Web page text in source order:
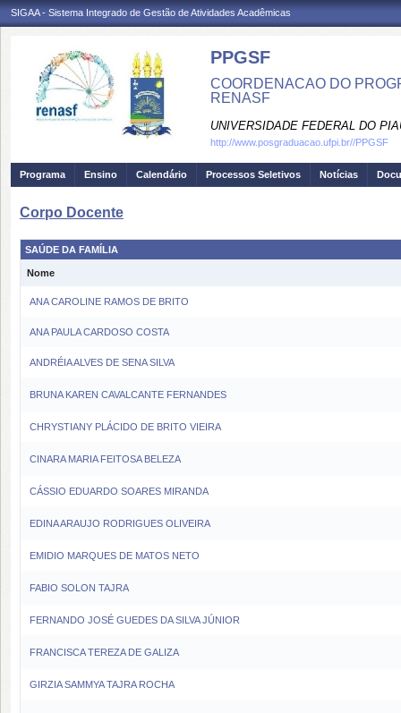
SIGAA - Sistema Integrado de Gestão de Atividades Acadêmicas
PPGSF
COORDENACAO DO
RENASF
UNIVERSIDADE FEDERAL DO
http://www.posgraduacao.ufpi.br//PPGSF
Programa Ensino Calendário Processos Seletivos Notícias
Corpo Docente
SAÚDE DA FAMÍLIA
Nome
ANA CAROLINE RAMOS DE BRITO
ANA PAULA CARDOSO COSTA
ANDRÉIA ALVES DE SENA SILVA
BRUNA KAREN CAVALCANTE FERNANDES
CHRYSTIANY PLÁCIDO DE BRITO VIEIRA
CINARA MARIA FEITOSA BELEZA
CÁSSIO EDUARDO SOARES MIRANDA
EDINA ARAUJO RODRIGUES OLIVEIRA
EMIDIO MARQUES DE MATOS NETO
FABIO SOLON TAJRA
FERNANDO JOSÉ GUEDES DA SILVA JÚNIOR
FRANCISCA TEREZA DE GALIZA
GIRZIA SAMMYA TAJRA ROCHA